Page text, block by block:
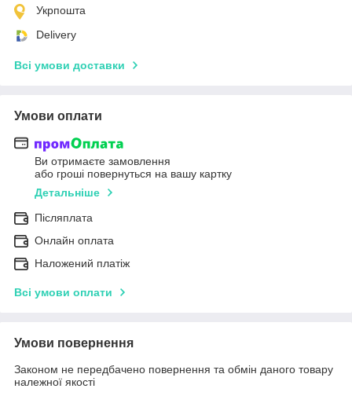
Укрпошта
Delivery
Всі умови доставки
Умови оплати
Ви отримаєте замовлення
або гроші повернуться на вашу картку
Детальніше
Післяплата
Онлайн оплата
Наложений платіж
Всі умови оплати
Умови повернення
Законом не передбачено повернення та обмін даного товару
належної якості